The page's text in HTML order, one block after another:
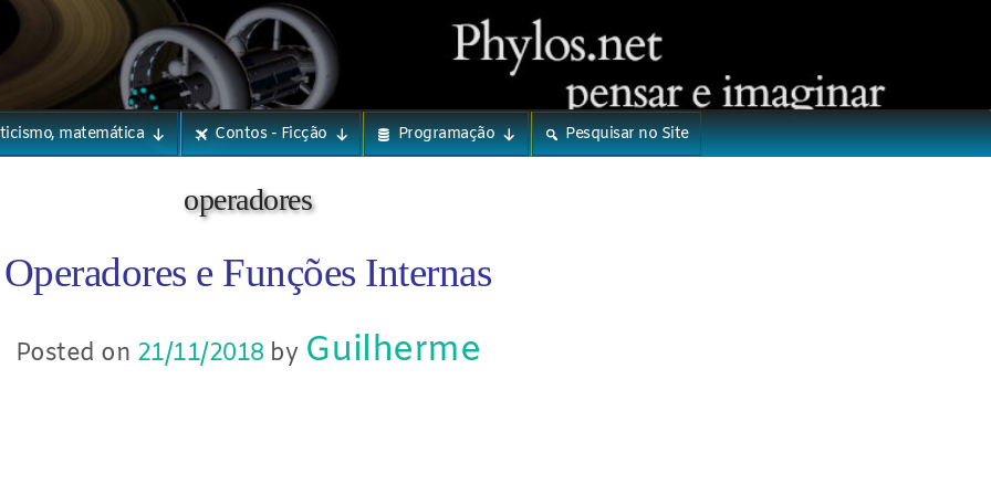
matemática Contos - Ficção Programação Pesquisar no Site
operadores
Operadores e Funções Internas
Posted on 21/11/2018 by Guilherme